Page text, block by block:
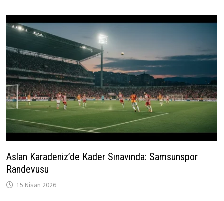
Aslan Karadeniz’de Kader Sınavında: Samsunspor
Randevusu
15 Nisan 2026